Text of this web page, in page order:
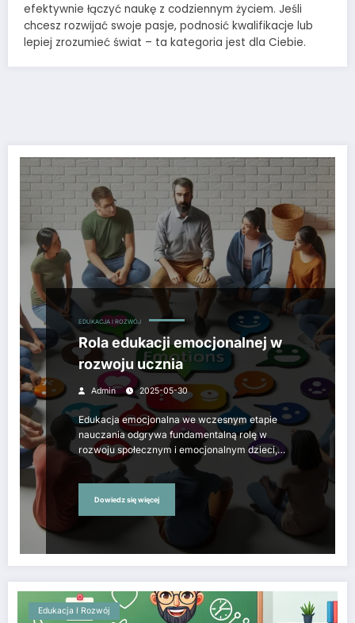
efektywnie łączyć naukę z codziennym życiem. Jeśli
chcesz rozwijać swoje pasje, podnosić kwalifikacje lub
lepiej zrozumieć świat – ta kategoria jest dla Ciebie.
EDUKACJA I ROZWÓJ
Rola edukacji emocjonalnej w
rozwoju ucznia
Admin 2025-05-30
Edukacja emocjonalna we wczesnym etapie
nauczania odgrywa fundamentalną rolę w
rozwoju społecznym i emocjonalnym dzieci,…
Dowiedz się więcej
Edukacja I Rozwój